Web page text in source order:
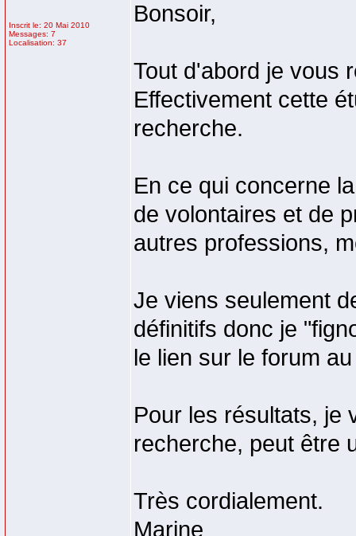
Inscrit le: 20 Mai 2010
Messages: 7
Localisation: 37
Bonsoir,
Tout d'abord je vous
Effectivement cette
recherche.
En ce qui concerne
de volontaires et de
autres professions,
Je viens seulement
définitifs donc je
le lien sur le forum
Pour les résultats, je
recherche, peut être
Très cordialement.
Marine